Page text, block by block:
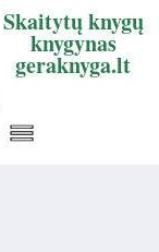
Skaitytų knygų
knygynas
geraknyga.lt